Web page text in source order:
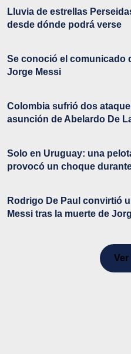
Lluvia de estrellas
desde dónde podrá verse
Se conoció el comunicado
Jorge Messi
Colombia sufrió dos
asunción de Abelardo De
Solo en Uruguay: una
provocó un choque
Rodrigo De Paul convirtió
Messi tras la muerte de
Ver